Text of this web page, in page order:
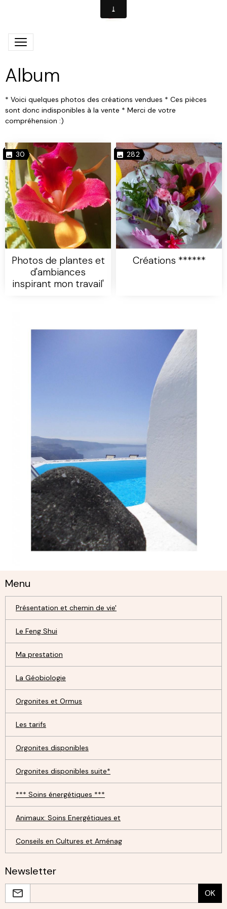
Album
* Voici quelques photos des créations vendues * Ces pièces
sont donc indisponibles à la vente * Merci de votre
compréhension :)
30
Photos de plantes et
d'ambiances
inspirant mon travail'
282
Créations ******
Menu
Présentation et chemin de vie'
Le Feng Shui
Ma prestation
La Géobiologie
Orgonites et Ormus
Les tarifs
Orgonites disponibles
Orgonites disponibles suite*
*** Soins énergétiques ***
Animaux: Soins Energétiques et
Conseils en Cultures et Aménag
Newsletter
OK